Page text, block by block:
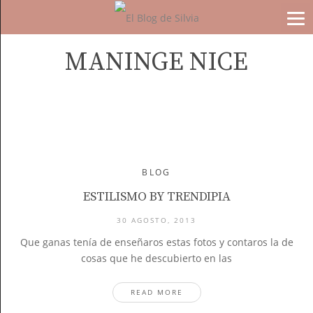
MANINGE NICE
BLOG
ESTILISMO BY TRENDIPIA
30 AGOSTO, 2013
Que ganas tenía de enseñaros estas fotos y contaros la de
cosas que he descubierto en las
READ MORE